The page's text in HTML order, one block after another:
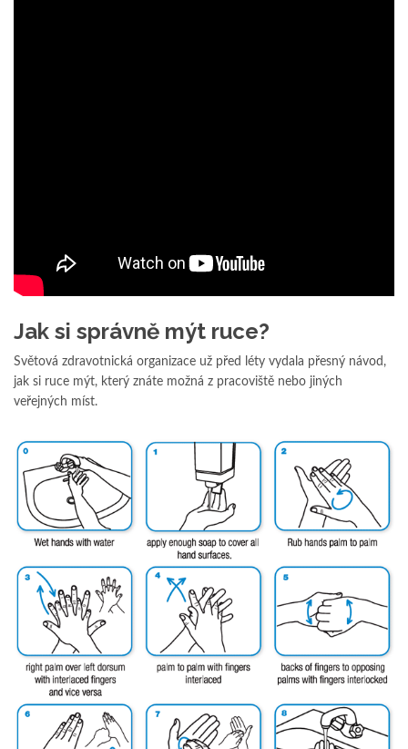
Jak si správně mýt ruce?
Světová zdravotnická organizace už před léty vydala přesný návod,
jak si ruce mýt, který znáte možná z pracoviště nebo jiných
veřejných míst.